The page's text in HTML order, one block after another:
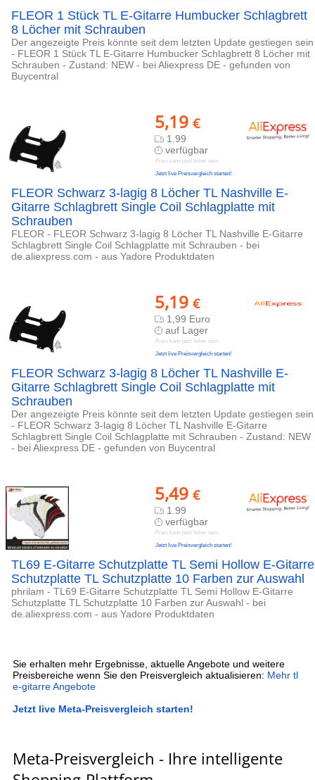
FLEOR 1 Stück TL E-Gitarre Humbucker Schlagbrett
8 Löcher mit Schrauben
Der angezeigte Preis könnte seit dem letzten Update gestiegen sein
- FLEOR 1 Stück TL E-Gitarre Humbucker Schlagbrett 8 Löcher mit
Schrauben - Zustand: NEW - bei Aliexpress DE - gefunden von
Buycentral
5,19 €
1.99
verfügbar
Preis kann jetzt höher sein
Jetzt live Preisvergleich starten!
FLEOR Schwarz 3-lagig 8 Löcher TL Nashville E-
Gitarre Schlagbrett Single Coil Schlagplatte mit
Schrauben
FLEOR - FLEOR Schwarz 3-lagig 8 Löcher TL Nashville E-Gitarre
Schlagbrett Single Coil Schlagplatte mit Schrauben - bei
de.aliexpress.com - aus Yadore Produktdaten
5,19 €
1,99 Euro
auf Lager
Preis kann jetzt höher sein
Jetzt live Preisvergleich starten!
FLEOR Schwarz 3-lagig 8 Löcher TL Nashville E-
Gitarre Schlagbrett Single Coil Schlagplatte mit
Schrauben
Der angezeigte Preis könnte seit dem letzten Update gestiegen sein
- FLEOR Schwarz 3-lagig 8 Löcher TL Nashville E-Gitarre
Schlagbrett Single Coil Schlagplatte mit Schrauben - Zustand: NEW
- bei Aliexpress DE - gefunden von Buycentral
5,49 €
1.99
verfügbar
Preis kann jetzt höher sein
Jetzt live Preisvergleich starten!
TL69 E-Gitarre Schutzplatte TL Semi Hollow E-Gitarre
Schutzplatte TL Schutzplatte 10 Farben zur Auswahl
phrilam - TL69 E-Gitarre Schutzplatte TL Semi Hollow E-Gitarre
Schutzplatte TL Schutzplatte 10 Farben zur Auswahl - bei
de.aliexpress.com - aus Yadore Produktdaten
Sie erhalten mehr Ergebnisse, aktuelle Angebote und weitere
Preisbereiche wenn Sie den Preisvergleich aktualisieren: Mehr tl
e-gitarre Angebote
Jetzt live Meta-Preisvergleich starten!
Meta-Preisvergleich - Ihre intelligente